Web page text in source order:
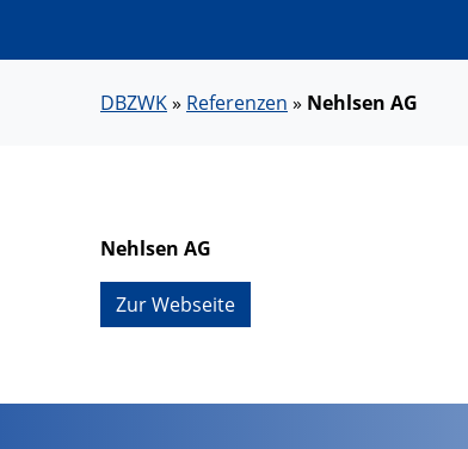
DBZWK» Referenzen » Nehlsen AG
Nehlsen AG
Zur Webseite